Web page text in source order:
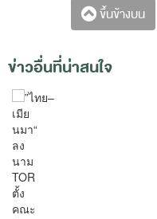
ขึ้นข้างบน
ข่าวอื่นที่น่าสนใจ